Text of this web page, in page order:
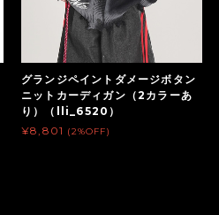
グランジペイントダメージボタン
ニットカーディガン（2カラーあ
り）（lli_6520）
¥8,801 (2%OFF)